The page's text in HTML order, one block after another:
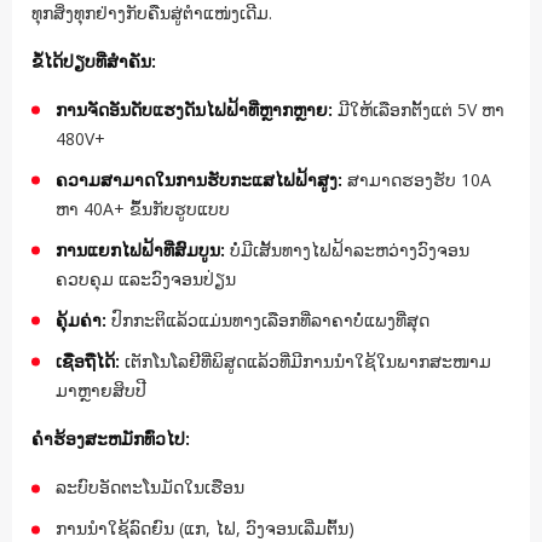
ທຸກສິ່ງທຸກຢ່າງກັບຄືນສູ່ຕຳແໜ່ງເດີມ.
ຂໍ້ໄດ້ປຽບທີ່ສໍາຄັນ:
ການຈັດອັນດັບແຮງດັນໄຟຟ້າທີ່ຫຼາກຫຼາຍ: ມີໃຫ້ເລືອກຕັ້ງແຕ່ 5V ຫາ
480V+
ຄວາມສາມາດໃນການຮັບກະແສໄຟຟ້າສູງ: ສາມາດຮອງຮັບ 10A
ຫາ 40A+ ຂຶ້ນກັບຮູບແບບ
ການແຍກໄຟຟ້າທີ່ສົມບູນ: ບໍ່ມີເສັ້ນທາງໄຟຟ້າລະຫວ່າງວົງຈອນ
ຄວບຄຸມ ແລະວົງຈອນປ່ຽນ
ຄຸ້ມຄ່າ: ປົກກະຕິແລ້ວແມ່ນທາງເລືອກທີ່ລາຄາບໍ່ແພງທີ່ສຸດ
ເຊື່ອຖືໄດ້: ເຕັກໂນໂລຢີທີ່ພິສູດແລ້ວທີ່ມີການນຳໃຊ້ໃນພາກສະໜາມ
ມາຫຼາຍສິບປີ
ຄໍາຮ້ອງສະຫມັກທົ່ວໄປ:
ລະບົບອັດຕະໂນມັດໃນເຮືອນ
ການນຳໃຊ້ລົດຍົນ (ແກ, ໄຟ, ວົງຈອນເລີ່ມຕົ້ນ)